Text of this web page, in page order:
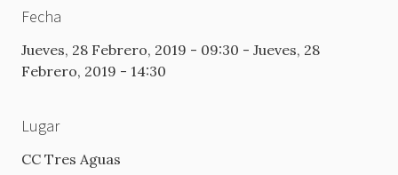
Fecha
Jueves, 28 Febrero, 2019 - 09:30 - Jueves, 28
Febrero, 2019 - 14:30
Lugar
CC Tres Aguas